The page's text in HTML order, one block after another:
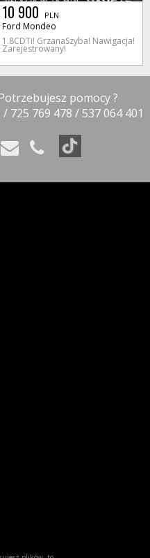
10 900 PLN
Ford Mondeo
1.8CDTi! GrzanaSzyba! Nawigacja!
Zarejestrowany!
pomocy ?
725 769 478 / 537 064 401